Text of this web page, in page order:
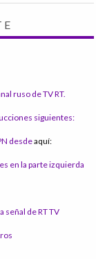
ruso de TV RT.
siguientes:
desdeaquí:
en la parte izquierda
señal de RT TV